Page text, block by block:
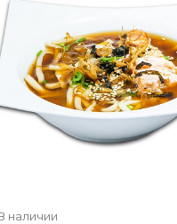
наличии